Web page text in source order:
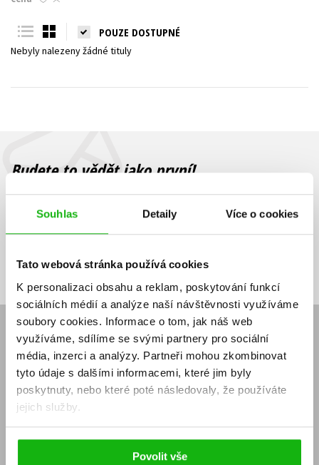
Souhlas Detaily Více o cookies
Tato webová stránka používá cookies
K personalizaci obsahu a reklam, poskytování funkcí
sociálních médií a analýze naší návštěvnosti využíváme
soubory cookies. Informace o tom, jak náš web
využíváme, sdílíme se svými partnery pro sociální
média, inzerci a analýzy. Partneři mohou zkombinovat
tyto údaje s dalšími informacemi, které jim byly
poskytnuty, nebo které poté následovaly, že používáte
jejich služby.
Povolit vše
Young adult (SK)
Všechny tituly
POUZE DOSTUPNÉ
Nebyly nalezeny žádné tituly
Budete to vědět jako první!
Zajímá Vás, jaký knižní hit právě vychází, na jaké zboží je výhodná
sleva, jaká běží soutěž o ceny? Přihlášením k odběru našich e-
souhlasíte se zpracováním osobních údajů
mailová
adresa
mailová
adresa
Vaše e-mailová adresa Přihlásit se
E-SHOP
Aktuality
Naši autoři
Obchodní podmínky
Jak nakoupit
Knižní novinky
Dárkové poukazy
Affiliate program